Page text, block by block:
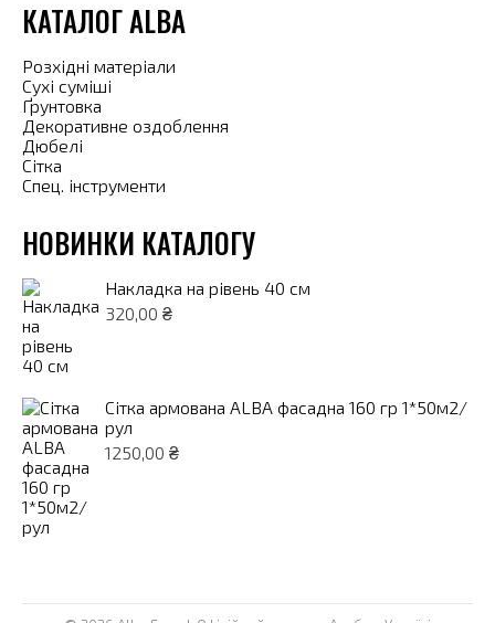
КАТАЛОГ ALBA
Розхідні матеріали
Сухі суміші
Ґрунтовка
Декоративне оздоблення
Дюбелі
Сітка
Спец. інструменти
НОВИНКИ КАТАЛОГУ
Накладка на рівень 40 см
320,00 ₴
Сітка армована ALBA фасадна 160 гр 1*50м2/
рул
1250,00 ₴